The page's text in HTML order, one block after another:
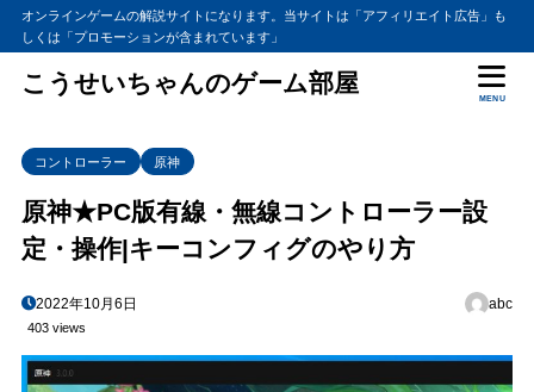
オンラインゲームの解説サイトになります。当サイトは「アフィリエイト広告」も
しくは「プロモーションが含まれています」
こうせいちゃんのゲーム部屋
MENU
コントローラー 原神
原神★PC版有線・無線コントローラー設
定・操作|キーコンフィグのやり方
2022年10月6日 abc
403 views